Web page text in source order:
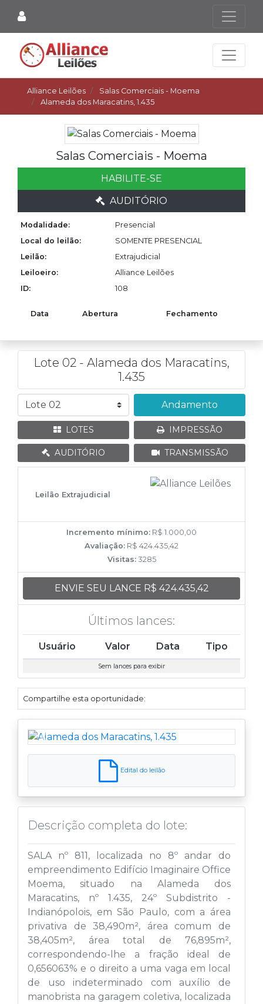
Alliance Leilões
Salas Comerciais - Moema
Alameda dos Maracatins, 1.435
Salas Comerciais - Moema
HABILITE-SE
AUDITÓRIO
Modalidade:
Presencial
Local do leilão:
SOMENTE PRESENCIAL
Leilão:
Extrajudicial
Leiloeiro:
Alliance Leilões
ID:
108
Data Abertura Fechamento
Lote 02 - Alameda dos Maracatins,
1.435
Andamento
Anterior Próximo
Edital do leilão
Descrição completa do lote:
SALA nº 811, localizada no 8º andar do
empreendimento Edifício Imaginaire Office
Moema, situado na Alameda dos
Maracatins, nº 1.435, 24º Subdistrito -
Indianópolois, em São Paulo, com a área
privativa de 38,490m², área comum de
38,405m², área total de 76,895m²,
correspondendo-lhe a fração ideal de
0,656063% e o direito a uma vaga em local
de uso indeterminado com auxílio de
manobrista na garagem coletiva, localizada
LOTES IMPRESSÃO
AUDITÓRIO TRANSMISSÃO
Leilão Extrajudicial
Incremento mínimo: R$ 1.000,00
Avaliação: R$ 424.435,42
Visitas: 3285
ENVIE SEU LANCE R$ 424.435,42
Últimos lances:
Usuário Valor Data Tipo
Sem lances para exibir
Compartilhe esta oportunidade: